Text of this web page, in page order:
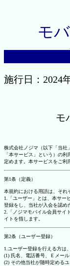
モ
施行日：2024
モ
株式会社ノジマ（以下「当社
「本サービス」という）の
定めます。本サービスをご利
第1条（定義）
本規約における用語は、それ
1.「ユーザー」とは、本サー
登録をし、当社が入会を認め
2.「ノジマモバイル会員サイ
イトを指します。
第2条（ユーザー登録）
1.ユーザー登録を行える方は
(1) 氏名、電話番号、Ｅメー
(2) その他当社が随時定める